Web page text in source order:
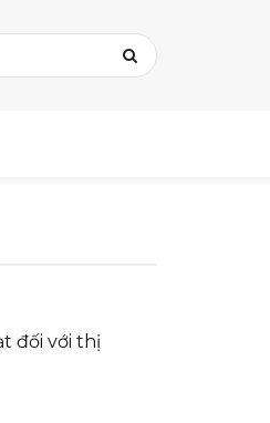
đối với thị